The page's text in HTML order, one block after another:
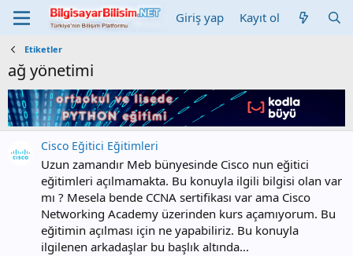
Giriş yap Kayıt ol
Etiketler
ağ yönetimi
Cisco Eğitici Eğitimleri
Uzun zamandır Meb bünyesinde Cisco nun eğitici
eğitimleri açılmamakta. Bu konuyla ilgili bilgisi olan var
mı ? Mesela bende CCNA sertifikası var ama Cisco
Networking Academy üzerinden kurs açamıyorum. Bu
eğitimin açılması için ne yapabiliriz. Bu konuyla
ilgilenen arkadaşlar bu başlık altında...